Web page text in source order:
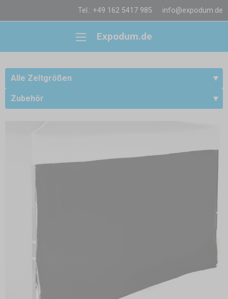
Tel.: +49 162 5417 985 info@expodum.de
Expodum.de
Alle Zeltgrößen
Zubehör